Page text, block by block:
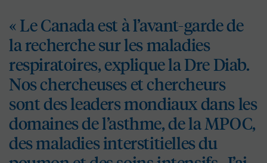
« Le Canada est à l’avant-garde de
la recherche sur les maladies
respiratoires, explique la Dre Diab.
Nos chercheuses et chercheurs
sont des leaders mondiaux dans les
domaines de l’asthme, de la MPOC,
des maladies interstitielles du